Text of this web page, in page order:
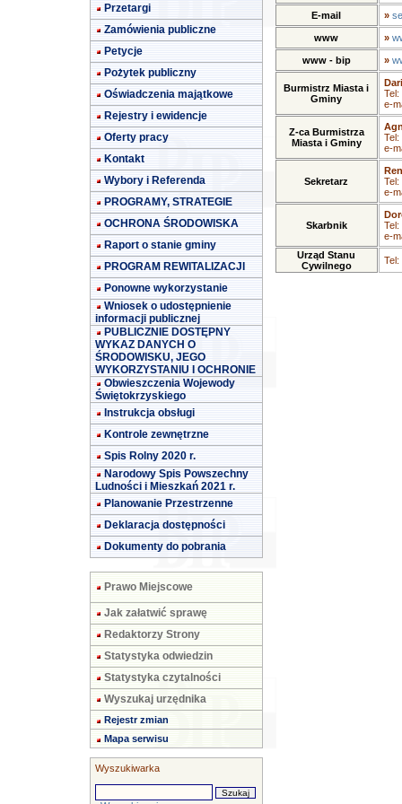
Przetargi
Zamówienia publiczne
Petycje
Pożytek publiczny
Oświadczenia majątkowe
Rejestry i ewidencje
Oferty pracy
Kontakt
Wybory i Referenda
PROGRAMY, STRATEGIE
OCHRONA ŚRODOWISKA
Raport o stanie gminy
PROGRAM REWITALIZACJI
Ponowne wykorzystanie
Wniosek o udostępnienie
informacji publicznej
PUBLICZNIE DOSTĘPNY
WYKAZ DANYCH O
ŚRODOWISKU, JEGO
WYKORZYSTANIU I OCHRONIE
Obwieszczenia Wojewody
Świętokrzyskiego
Instrukcja obsługi
Kontrole zewnętrzne
Spis Rolny 2020 r.
Narodowy Spis Powszechny
Ludności i Mieszkań 2021 r.
Planowanie Przestrzenne
Deklaracja dostępności
Dokumenty do pobrania
Prawo Miejscowe
Jak załatwić sprawę
Redaktorzy Strony
Statystyka odwiedzin
Statystyka czytalności
Wyszukaj urzędnika
Rejestr zmian
Mapa serwisu
Wyszukiwarka
E-mail »
www »
www - bip »
Burmistrz Miasta i
Gminy
Tel:
e-
Z-ca Burmistrza
Miasta i Gminy
Tel:
e-
Sekretarz
Tel:
e-
Skarbnik
Tel:
e-
Urząd Stanu
Cywilnego
Tel: